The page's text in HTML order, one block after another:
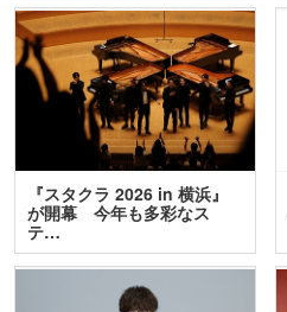
『スタクラ 2026 in 横浜』
が開幕 今年も多彩なス
テ…